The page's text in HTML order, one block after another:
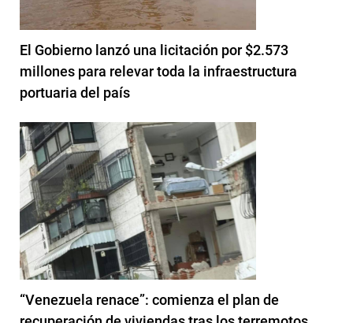
El Gobierno lanzó una licitación por $2.573
millones para relevar toda la infraestructura
portuaria del país
“Venezuela renace”: comienza el plan de